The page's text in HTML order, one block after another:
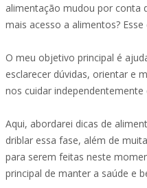
alimentação mudou por conta
mais acesso a alimentos?
O meu objetivo principal é
esclarecer dúvidas, orientar e
nos cuidar independentemente
Aqui, abordarei dicas de
driblar essa fase, além de
para serem feitas neste
principal de manter a saúde e